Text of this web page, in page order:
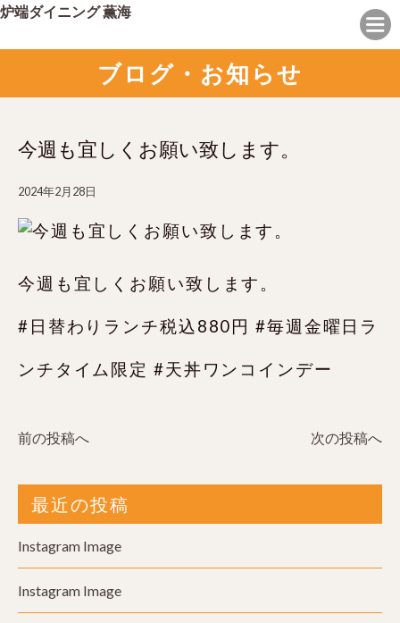
炉端ダイニング 薫海
ブログ・お知らせ
今週も宜しくお願い致します。
2024年2月28日
今週も宜しくお願い致します。
#日替わりランチ税込880円 #毎週金曜日ラ
ンチタイム限定 #天丼ワンコインデー
前の投稿へ 次の投稿へ
最近の投稿
Instagram Image
Instagram Image